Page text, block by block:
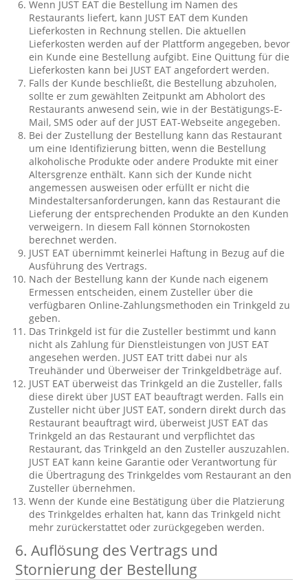
Wenn JUST EAT die Bestellung im Namen des
Restaurants liefert, kann JUST EAT dem Kunden
Lieferkosten in Rechnung stellen. Die aktuellen
Lieferkosten werden auf der Plattform angegeben, bevor
ein Kunde eine Bestellung aufgibt. Eine Quittung für die
Lieferkosten kann bei JUST EAT angefordert werden.
Falls der Kunde beschließt, die Bestellung abzuholen,
sollte er zum gewählten Zeitpunkt am Abholort des
Restaurants anwesend sein, wie in der Bestätigungs-E-
Mail, SMS oder auf der JUST EAT-Webseite angegeben.
Bei der Zustellung der Bestellung kann das Restaurant
um eine Identifizierung bitten, wenn die Bestellung
alkoholische Produkte oder andere Produkte mit einer
Altersgrenze enthält. Kann sich der Kunde nicht
angemessen ausweisen oder erfüllt er nicht die
Mindestaltersanforderungen, kann das Restaurant die
Lieferung der entsprechenden Produkte an den Kunden
verweigern. In diesem Fall können Stornokosten
berechnet werden.
JUST EAT übernimmt keinerlei Haftung in Bezug auf die
Ausführung des Vertrags.
Nach der Bestellung kann der Kunde nach eigenem
Ermessen entscheiden, einem Zusteller über die
verfügbaren Online-Zahlungsmethoden ein Trinkgeld zu
geben.
Das Trinkgeld ist für die Zusteller bestimmt und kann
nicht als Zahlung für Dienstleistungen von JUST EAT
angesehen werden. JUST EAT tritt dabei nur als
Treuhänder und Überweiser der Trinkgeldbeträge auf.
JUST EAT überweist das Trinkgeld an die Zusteller, falls
diese direkt über JUST EAT beauftragt werden. Falls ein
Zusteller nicht über JUST EAT, sondern direkt durch das
Restaurant beauftragt wird, überweist JUST EAT das
Trinkgeld an das Restaurant und verpflichtet das
Restaurant, das Trinkgeld an den Zusteller auszuzahlen.
JUST EAT kann keine Garantie oder Verantwortung für
die Übertragung des Trinkgeldes vom Restaurant an den
Zusteller übernehmen.
Wenn der Kunde eine Bestätigung über die Platzierung
des Trinkgeldes erhalten hat, kann das Trinkgeld nicht
mehr zurückerstattet oder zurückgegeben werden.
6.Auflösung des Vertrags und
Stornierung der Bestellung